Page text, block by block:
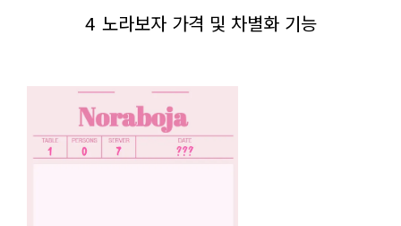
4 노라보자 가격 및 차별화 기능